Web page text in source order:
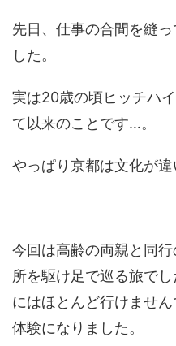
先日、仕事の合間を縫
した。
実は20歳の頃ヒッチハ
て以来のことです…。
やっぱり京都は文化が違
今回は高齢の両親と同
所を駆け足で巡る旅で
にはほとんど行けませ
体験になりました。